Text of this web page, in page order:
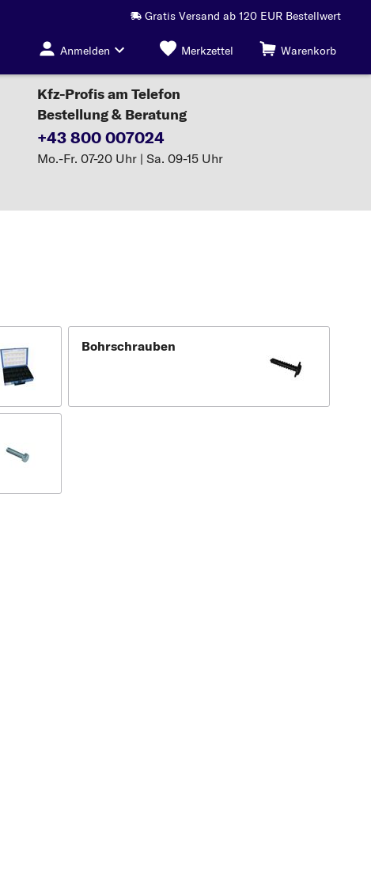
Gratis Versand ab 120 EUR Bestellwert
Anmelden Merkzettel Warenkorb
Kfz-Profis am Telefon
Bestellung & Beratung
+43 800 007024
Mo.-Fr. 07-20 Uhr | Sa. 09-15 Uhr
Bohrschrauben